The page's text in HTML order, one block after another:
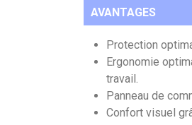
AVANTAGES
Protection
Ergonomie
travail.
Panneau de
Confort visuel